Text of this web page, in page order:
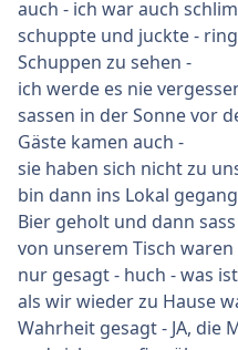
auch - ich war auch
schuppte und juckte -
Schuppen zu sehen -
ich werde es nie
sassen in der Sonne vor
Gäste kamen auch -
sie haben sich nicht zu
bin dann ins Lokal
Bier geholt und dann
von unserem Tisch
nur gesagt - huch - was
als wir wieder zu Hause
Wahrheit gesagt - JA, die